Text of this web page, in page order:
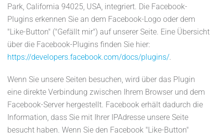
Park, California 94025, USA, integriert. Die Facebook-
Plugins erkennen Sie an dem Facebook-Logo oder dem
"Like-Button" ("Gefällt mir") auf unserer Seite. Eine Übersicht
über die Facebook-Plugins finden Sie hier:
https://developers.facebook.com/docs/plugins/.
Wenn Sie unsere Seiten besuchen, wird über das Plugin
eine direkte Verbindung zwischen Ihrem Browser und dem
Facebook-Server hergestellt. Facebook erhält dadurch die
Information, dass Sie mit Ihrer IPAdresse unsere Seite
besucht haben. Wenn Sie den Facebook "Like-Button"